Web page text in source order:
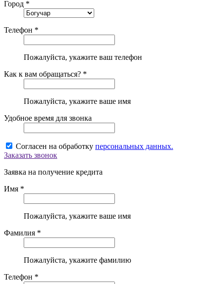
Город *
Телефон *
Пожалуйста, укажите ваш телефон
Как к вам обращаться? *
Пожалуйста, укажите ваше имя
Удобное время для звонка
Согласен на обработку персональных данных.
Заказать звонок
Заявка на получение кредита
Имя *
Пожалуйста, укажите ваше имя
Фамилия *
Пожалуйста, укажите фамилию
Телефон *